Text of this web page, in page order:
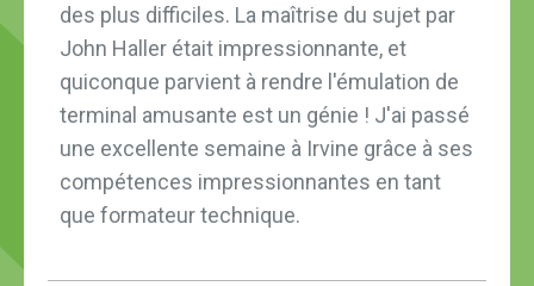
des plus difficiles. La maîtrise du sujet par
John Haller était impressionnante, et
quiconque parvient à rendre l'émulation de
terminal amusante est un génie ! J'ai passé
une excellente semaine à Irvine grâce à ses
compétences impressionnantes en tant
que formateur technique.